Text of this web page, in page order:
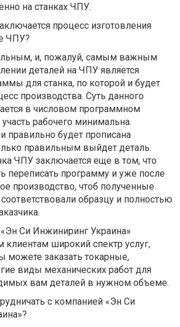
на станках ЧПУ.
процесс изготовления
ЧПУ?
и, пожалуй, самым важным
деталей на ЧПУ является
для станка, по которой и будет
производства. Суть данного
в числовом программном
рабочего минимальна.
правильно будет прописана
правильным выйдет деталь.
ЧПУ заключается еще в том, что
переписать программу и уже после
производство, чтоб полученные
образцу и полностью
Инжиниринг Украина»
клиентам широкий спектр услуг,
можете заказать токарные,
виды механических работ для
вам деталей в нужном объеме.
с компанией «Эн Си